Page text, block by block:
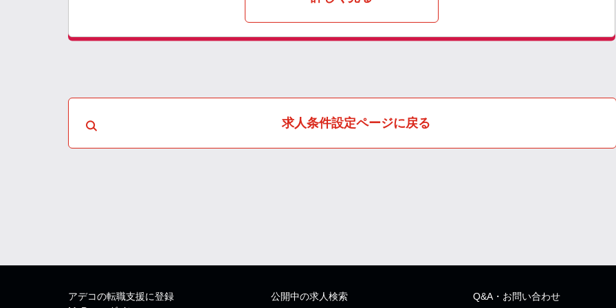
求人条件設定ページに戻る
アデコの転職支援に登録
公開中の求人検索 Q&A・お問い合わせ